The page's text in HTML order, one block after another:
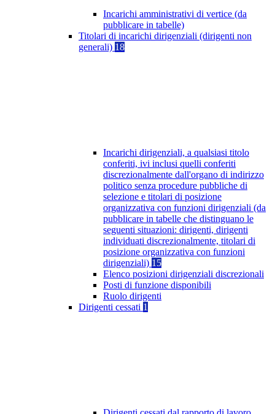
Incarichi amministrativi di vertice (da
pubblicare in tabelle)
Titolari di incarichi dirigenziali (dirigenti non
generali) 18
Incarichi dirigenziali, a qualsiasi titolo
conferiti, ivi inclusi quelli conferiti
discrezionalmente dall'organo di indirizzo
politico senza procedure pubbliche di
selezione e titolari di posizione
organizzativa con funzioni dirigenziali (da
pubblicare in tabelle che distinguano le
seguenti situazioni: dirigenti, dirigenti
individuati discrezionalmente, titolari di
posizione organizzativa con funzioni
dirigenziali) 15
Elenco posizioni dirigenziali discrezionali
Posti di funzione disponibili
Ruolo dirigenti
Dirigenti cessati 1